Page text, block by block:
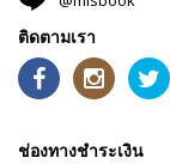
ติดตามเรา
ช่องทางชำระเงิน